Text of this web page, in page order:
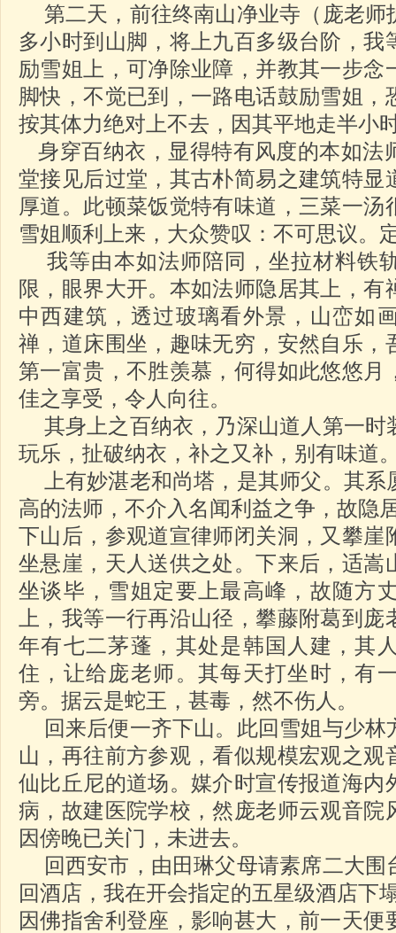
第二天，前往终南山净业寺（庞老师
多小时到山脚，将上九百多级台阶，我
励雪姐上，可净除业障，并教其一步念
脚快，不觉已到，一路电话鼓励雪姐，
按其体力绝对上不去，因其平地走半小
身穿百纳衣，显得特有风度的本如法
堂接见后过堂，其古朴简易之建筑特显
厚道。此顿菜饭觉特有味道，三菜一汤
雪姐顺利上来，大众赞叹：不可思议。
我等由本如法师陪同，坐拉材料铁
限，眼界大开。本如法师隐居其上，有
中西建筑，透过玻璃看外景，山峦如
禅，道床围坐，趣味无穷，安然自乐，
第一富贵，不胜羡慕，何得如此悠悠月
佳之享受，令人向往。
其身上之百纳衣，乃深山道人第一时
玩乐，扯破纳衣，补之又补，别有味道
上有妙湛老和尚塔，是其师父。其系
高的法师，不介入名闻利益之争，故隐
下山后，参观道宣律师闭关洞，又攀崖
坐悬崖，天人送供之处。下来后，适嵩
坐谈毕，雪姐定要上最高峰，故随方
上，我等一行再沿山径，攀藤附葛到
年有七二茅蓬，其处是韩国人建，其
住，让给庞老师。其每天打坐时，有
旁。据云是蛇王，甚毒，然不伤人。
回来后便一齐下山。此回雪姐与少林
山，再往前方参观，看似规模宏观之观
仙比丘尼的道场。媒介时宣传报道海内
病，故建医院学校，然庞老师云观音院
因傍晚已关门，未进去。
回西安市，由田琳父母请素席二大围
回酒店，我在开会指定的五星级酒店下
因佛指舍利登座，影响甚大，前一天便